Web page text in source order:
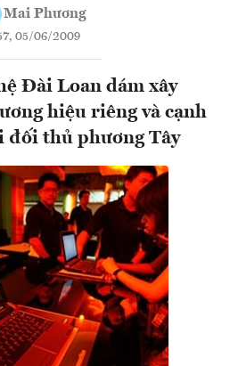
Mai Phương
05/06/2009
Đài Loan dám xây
hiệu riêng và cạnh
thủ phương Tây